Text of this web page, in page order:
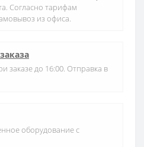
Согласно тарифам
из офиса.
заказе до 16:00. Отправка в
оборудование с